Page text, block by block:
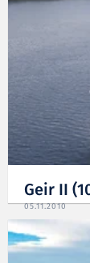
Geir II
05.11.2010